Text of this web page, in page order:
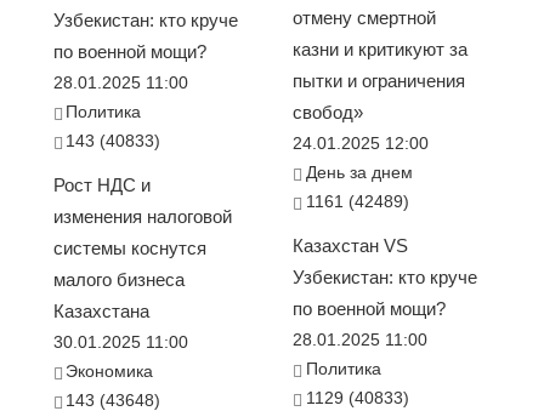
Узбекистан: кто круче
по военной мощи?
28.01.2025 11:00
Политика
143 (40833)
Рост НДС и
изменения налоговой
системы коснутся
малого бизнеса
Казахстана
30.01.2025 11:00
Экономика
143 (43648)
отмену смертной
казни и критикуют за
пытки и ограничения
свобод»
24.01.2025 12:00
День за днем
1161 (42489)
Казахстан VS
Узбекистан: кто круче
по военной мощи?
28.01.2025 11:00
Политика
1129 (40833)